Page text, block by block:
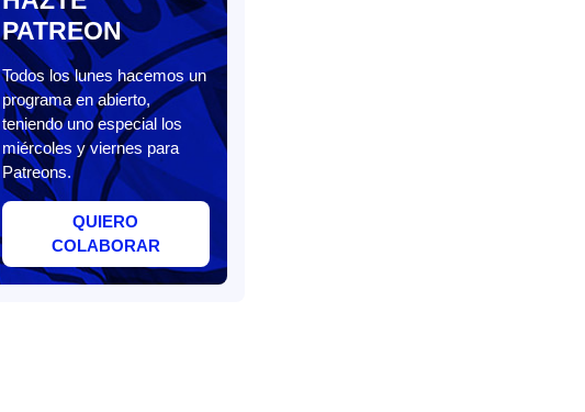
PATREON
Todos los lunes hacemos un
programa en abierto,
teniendo uno especial los
miércoles y viernes para
Patreons.
QUIERO
COLABORAR